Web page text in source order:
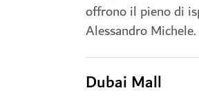
offrono il pieno di
Alessandro Michele.
Dubai Mall